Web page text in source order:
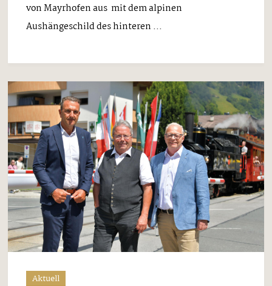
von Mayrhofen aus mit dem alpinen
Aushängeschild des hinteren ...
Aktuell